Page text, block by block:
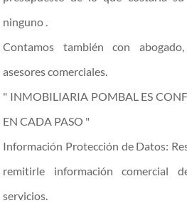
ninguno .
Contamos también con
asesores comerciales.
" INMOBILIARIA POMBAL ES
EN CADA PASO "
Información Protección de Datos:
remitirle información comercial
servicios.